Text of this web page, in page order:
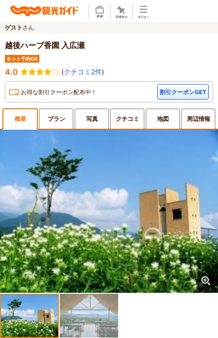
ゲスト さん
越後ハーブ香園 入広瀬
ネット予約OK
4.0 (クチコミ2件)
お得な割引クーポン配布中！ 割引クーポンGET
概要 プラン 写真 クチコミ 地図 周辺情報